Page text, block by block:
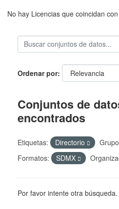
No hay Licencias que coincidan
Ordenar por
Conjuntos de
encontrados
Etiquetas: Directorio
Formatos:
SDMX
Por favor intente otra búsqueda.